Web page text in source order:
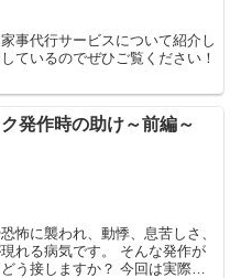
事代行サービスについて紹介し
ているのでぜひご覧ください！
発作時の助け～前編～
怖に襲われ、動悸、息苦しさ、
れる病気です。 そんな発作が
う接しますか？ 今回は実際に